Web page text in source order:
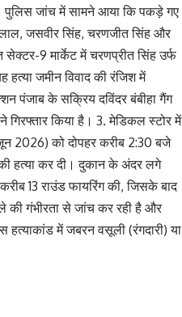
पुलिस जांच में सामने आया कि पकड़े गए
जसवीर सिंह, चरणजीत सिंह और
सेक्टर-9 मार्केट में चरणप्रीत सिंह उर्फ
हत्या जमीन विवाद की रंजिश में
पंजाब के सक्रिय दविंदर बंबीहा गैंग
किया है। 3. मेडिकल स्टोर में
2026) को दोपहर करीब 2:30 बजे
की हत्या कर दी। दुकान के अंदर लगे
13 राउंड फायरिंग की, जिसके बाद
की गंभीरता से जांच कर रही है और
में जबरन वसूली (रंगदारी) या